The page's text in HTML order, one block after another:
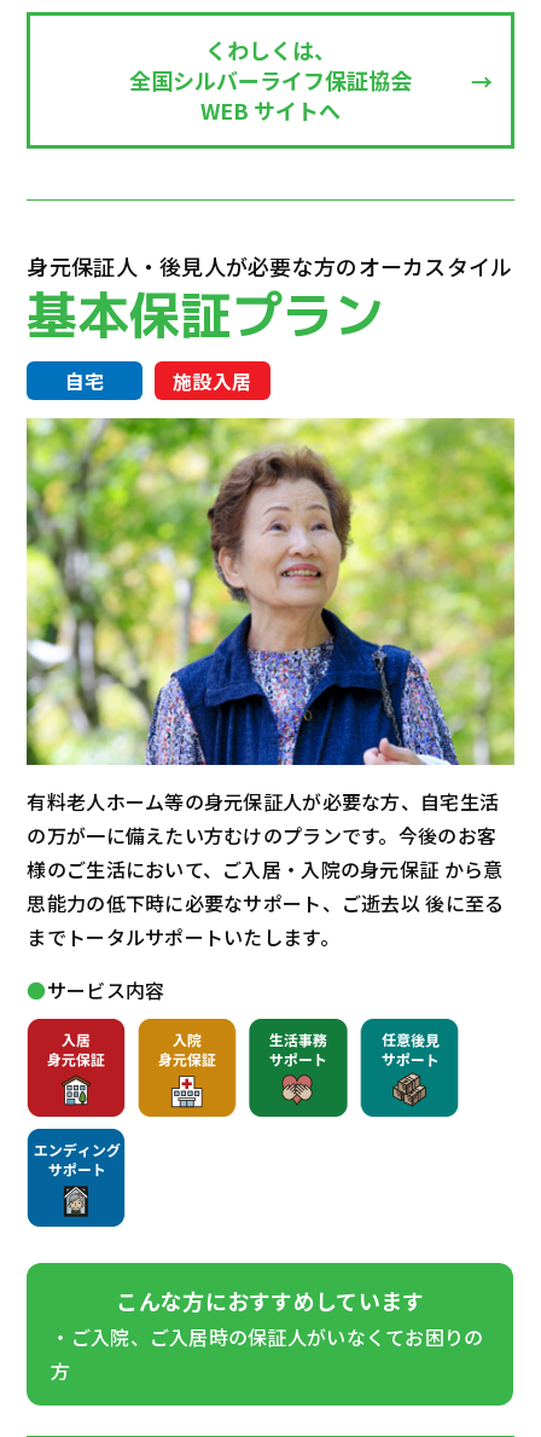
くわしくは、
全国シルバーライフ保証協会
WEB サイトへ
身元保証人・後見人が必要な方のオーカスタイル
基本保証プラン
自宅 施設入居
有料老人ホーム等の身元保証人が必要な方、自宅生活
の万が一に備えたい方むけのプランです。今後のお客
様のご生活において、ご入居・入院の身元保証 から意
思能力の低下時に必要なサポート、ご逝去以 後に至る
までトータルサポートいたします。
サービス内容
こんな方におすすめしています
・ご入院、ご入居時の保証人がいなくてお困りの
方